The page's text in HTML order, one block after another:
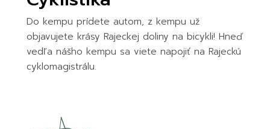
Do kempu prídete autom, z kempu už
objavujete krásy Rajeckej doliny na bicykli! Hneď
vedľa nášho kempu sa viete napojiť na Rajeckú
cyklomagistrálu.